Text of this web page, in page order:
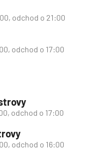
odchod o 21:00
odchod o 17:00
odchod o 17:00
odchod o 16:00